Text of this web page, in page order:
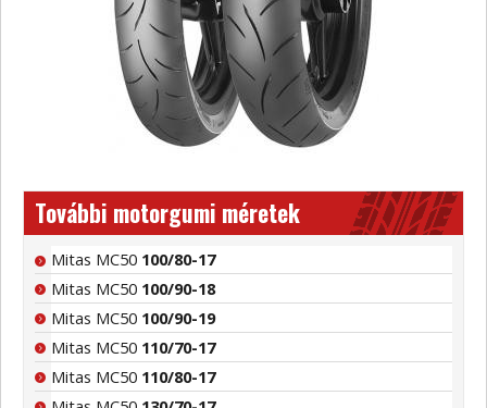
További motorgumi méretek
Mitas MC50 100/80-17
Mitas MC50 100/90-18
Mitas MC50 100/90-19
Mitas MC50 110/70-17
Mitas MC50 110/80-17